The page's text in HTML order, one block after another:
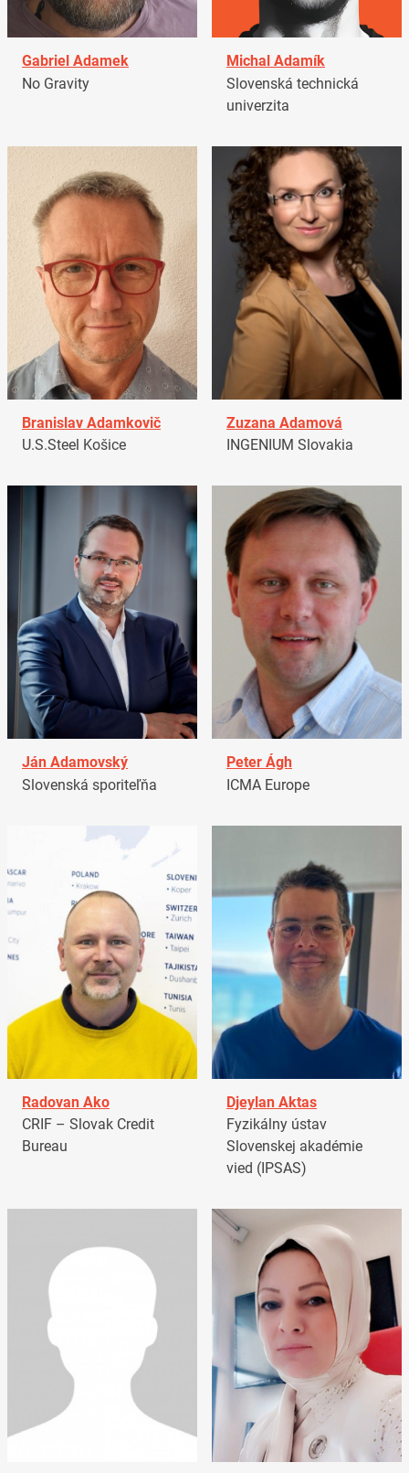
Gabriel Adamek
No Gravity
Michal Adamík
Slovenská technická
univerzita
Branislav Adamkovič
U.S.Steel Košice
Zuzana Adamová
INGENIUM Slovakia
Ján Adamovský
Slovenská sporiteľňa
Peter Ágh
ICMA Europe
Radovan Ako
CRIF – Slovak Credit
Bureau
Djeylan Aktas
Fyzikálny ústav
Slovenskej akadémie
vied (IPSAS)